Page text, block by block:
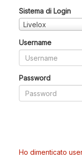
Sistema di Login
Livelox
Username
Password
Ho dimenticato